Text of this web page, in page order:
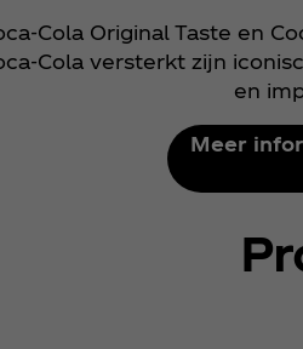
Original Taste en
versterkt zijn
en
Meer